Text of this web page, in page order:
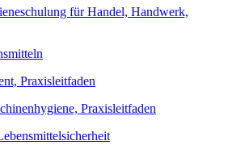
für Handel, Handwerk,
Praxisleitfaden
Praxisleitfaden